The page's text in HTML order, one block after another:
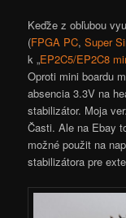
Keďže z obľubou
(FPGA PC,Super
k „EP2C5/EP2C8
Oproti mini boardu
absencia 3.3V na
stabilizátor. Moja
Časti. Ale na Ebay
možné použit na
stabilizátora pre